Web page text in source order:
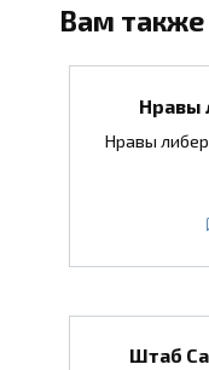
Вам
Нравы
Нравы
Штаб